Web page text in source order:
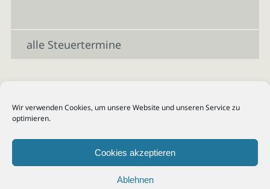
Wir verwenden Cookies, um unsere Website und unseren Service zu
optimieren.
Cookies akzeptieren
Ablehnen
alle Steuertermine